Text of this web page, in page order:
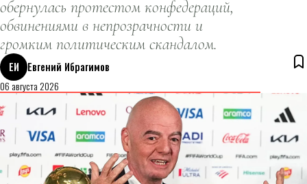
обернулась протестом конфедераций,
обвинениями в непрозрачности и
громким политическим скандалом.
ЕИ
Евгений Ибрагимов
06 августа 2026